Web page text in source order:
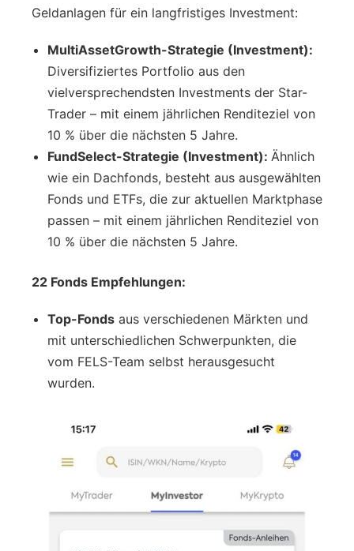
Geldanlagen für ein langfristiges Investment:
MultiAssetGrowth-Strategie (Investment):
Diversifiziertes Portfolio aus den
vielversprechendsten Investments der Star-
Trader – mit einem jährlichen Renditeziel von
10 % über die nächsten 5 Jahre.
FundSelect-Strategie (Investment): Ähnlich
wie ein Dachfonds, besteht aus ausgewählten
Fonds und ETFs, die zur aktuellen Marktphase
passen – mit einem jährlichen Renditeziel von
10 % über die nächsten 5 Jahre.
22 Fonds Empfehlungen:
Top-Fonds aus verschiedenen Märkten und
mit unterschiedlichen Schwerpunkten, die
vom FELS-Team selbst herausgesucht
wurden.